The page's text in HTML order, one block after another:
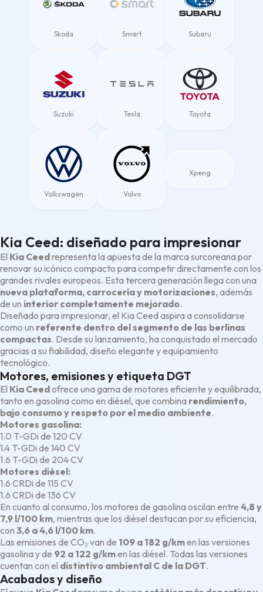
Skoda Smart Subaru
Suzuki Tesla Toyota
Volkswagen Volvo
Xpeng
Kia Ceed: diseñado para impresionar
El Kia Ceedrepresenta la apuesta de la marca surcoreana por
renovar su icónico compacto para competir directamente con los
grandes rivales europeos. Esta tercera generación llega con una
nueva plataforma, carrocería y motorizaciones, además
de un interior completamente mejorado.
Diseñado para impresionar, el Kia Ceed aspira a consolidarse
como un referente dentro del segmento de las berlinas
compactas. Desde su lanzamiento, ha conquistado el mercado
gracias a su fiabilidad, diseño elegante y equipamiento
tecnológico.
Motores, emisiones y etiqueta DGT
El Kia Ceedofrece una gama de motores eficiente y equilibrada,
tanto en gasolina como en diésel, que combina rendimiento,
bajo consumo y respeto por el medio ambiente.
Motores gasolina:
1.0 T-GDi de 120 CV
1.4 T-GDi de 140 CV
1.6 T-GDi de 204 CV
Motores diésel:
1.6 CRDi de 115 CV
1.6 CRDi de 136 CV
En cuanto al consumo, los motores de gasolina oscilan entre 4,8 y
7,9 l/100 km, mientras que los diésel destacan por su eficiencia,
con 3,6 a 4,6 l/100 km.
Las emisiones de CO₂ van de 109 a 182 g/kmen las versiones
gasolina y de 92 a 122 g/kmen las diésel. Todas las versiones
cuentan con el distintivo ambiental C de la DGT.
Acabados y diseño